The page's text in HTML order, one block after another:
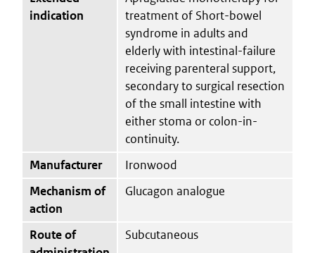
indication
treatment of Short-bowel
syndrome in adults and
elderly with intestinal-failure
receiving parenteral support,
secondary to surgical resection
of the small intestine with
either stoma or colon-in-
continuity.
Manufacturer
Ironwood
Mechanism of
action
Glucagon analogue
Route of
Subcutaneous